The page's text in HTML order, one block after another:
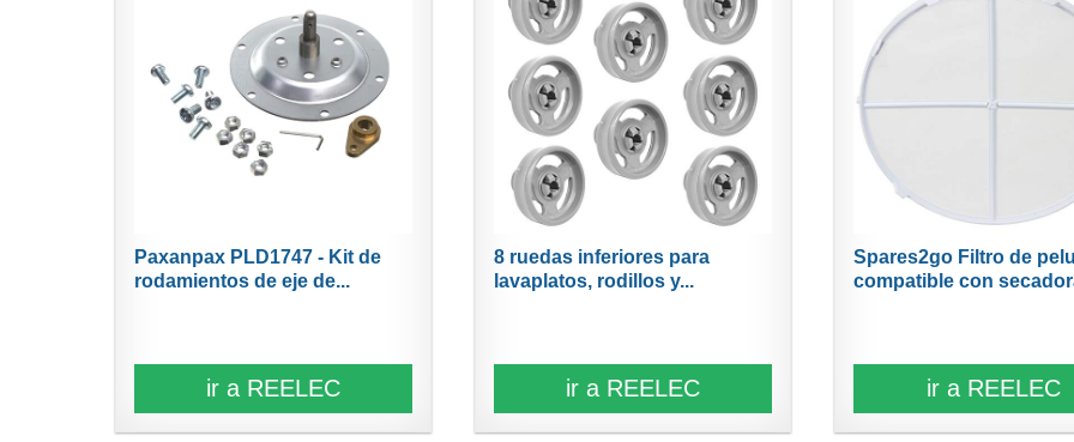
Paxanpax PLD1747 - Kit de
rodamientos de eje de...
ir a REELEC
8 ruedas inferiores para
lavaplatos, rodillos y...
ir a REELEC
Spares2go Filtro de
compatible con
ir a REELEC